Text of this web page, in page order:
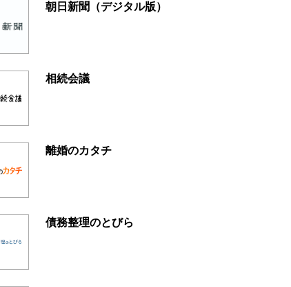
朝日新聞（デジタル版）
相続会議
離婚のカタチ
債務整理のとびら